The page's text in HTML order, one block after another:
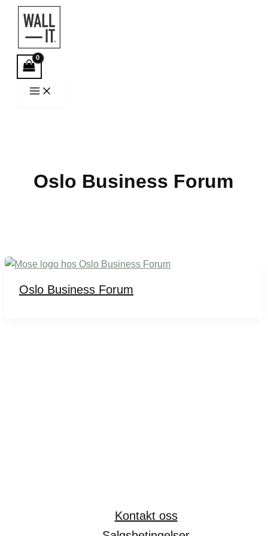
Hopp
innholdet
Oslo Business Forum
Oslo Business Forum
Kontakt oss